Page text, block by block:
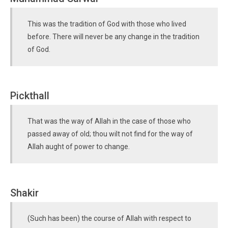
This was the tradition of God with those who lived
before. There will never be any change in the tradition
of God.
Pickthall
That was the way of Allah in the case of those who
passed away of old; thou wilt not find for the way of
Allah aught of power to change.
Shakir
(Such has been) the course of Allah with respect to